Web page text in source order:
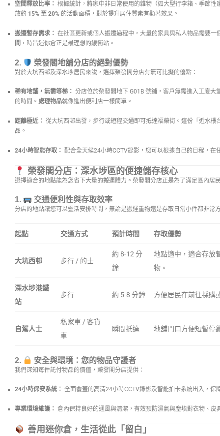
空間釋放比率： 根據統計，將家中非日常使用的雜物（如大型行李箱、季節性
放約 15% 至 20% 的活動面積，對於提升居住質素有顯著效果。
搬遷暫存需求： 在社區更新或個人搬遷過程中，大量的家具與私人物品需要一
間 ，時昌迷你倉正是最理想的緩衝站。
2. 榮發閣地舖分店的絕對優勢
對於大坑西邨及深水埗居民來說，選擇榮發閣分店有無可比擬的優點：
稀有地舖，無需等梯： 分店位於榮發閣地下 G01B 號鋪，客戶無需進入工廈大
的時間。 處理物品就像進出便利店一樣簡單。
距離極近： 從大坑西邨出發，步行或短程交通即可抵達福榮街。這份「近水樓
品。
24小時智能存取： 配合全天候24小時CCTV錄影，您可以根據自己的日程，在
榮發閣分店：深水埗區的便捷儲存核心
選擇適合的地點能為您省下大量的搬運體力。榮發閣分店正是為了滿足區內居
1. 交通便利性與存取效率
分店的地點讓您可以靈活安排時間，無論是搬運重物還是存取日常小件都非常
起點 交通方式 預計時間 存取優勢
大坑西邨 步行 / 的士
約 8-12 分
鐘
地點適中，適合存放
物。
深水埗港鐵
站
步行 約 5-8 分鐘 方便居民在前往採購
自駕人士
私家車 / 客貨
車
瞬間抵達 地舖門口方便短暫停
2. 安全與環境：您的物品守護者
我們深知每件託付物品的價值，榮發閣分店提供：
24小時保安系統： 全面覆蓋的高清24小時CCTV錄影及智能拍卡系統出入，保
專業環境維護： 倉內保持良好的通風與清潔，有效預防濕氣與塵埃對衣物、皮
善用迷你倉，生活從此「留白」